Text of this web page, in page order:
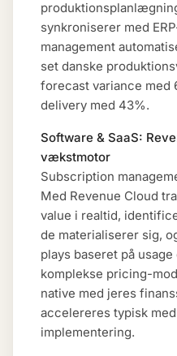
synkroniserer med
management
set danske
forecast variance med
delivery med 43%.
Software & SaaS:
vækstmotor
Subscription
Med Revenue Cloud
value i realtid,
de materialiserer sig,
plays baseret på
komplekse pricing-
native med jeres
accelereres typisk
implementering.